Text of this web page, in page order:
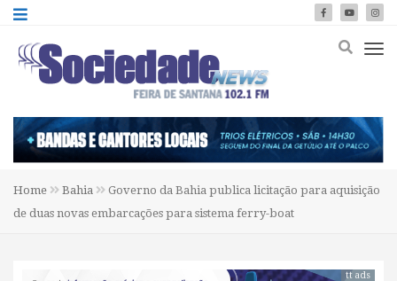
Home Bahia
Governo da Bahia publica licitação para aquisição
de duas novas embarcações para sistema ferry-boat
tt ads